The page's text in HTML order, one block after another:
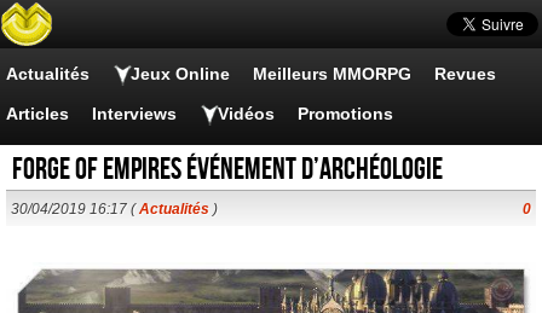
Actualités Jeux Online Meilleurs MMORPG Revues
Articles Interviews Vidéos Promotions
Forge of Empires Événement d’archéologie
30/04/2019 16:17 (Actualités ) 0